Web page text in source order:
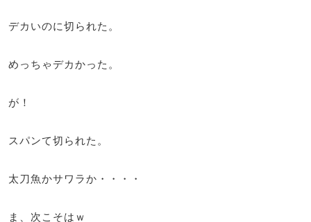
デカいのに切られた。
めっちゃデカかった。
が！
スパンて切られた。
太刀魚かサワラか・・・・
ま、次こそはｗ